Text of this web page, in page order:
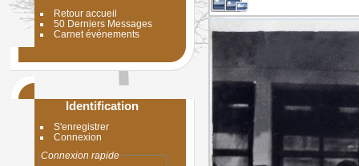
Retour accueil
50 Derniers Messages
Carnet événements
Identification
S'enregistrer
Connexion
Connexion rapide